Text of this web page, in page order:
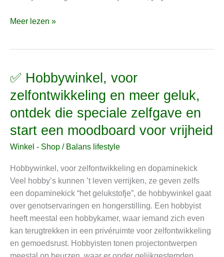
Meer lezen »
✅ Hobbywinkel, voor
zelfontwikkeling en meer geluk,
ontdek die speciale zelfgave en
start een moodboard voor vrijheid
Winkel - Shop / Balans lifestyle
Hobbywinkel, voor zelfontwikkeling en dopaminekick
Veel hobby’s kunnen ’t leven verrijken, ze geven zelfs
een dopaminekick “het gelukstofje”, de hobbywinkel gaat
over genotservaringen en hongerstilling. Een hobbyist
heeft meestal een hobbykamer, waar iemand zich even
kan terugtrekken in een privéruimte voor zelfontwikkeling
en gemoedsrust. Hobbyisten tonen projectontwerpen
✅
voor
zelfontwikkeling
en
meer
geluk,
zelfgave
moodboard